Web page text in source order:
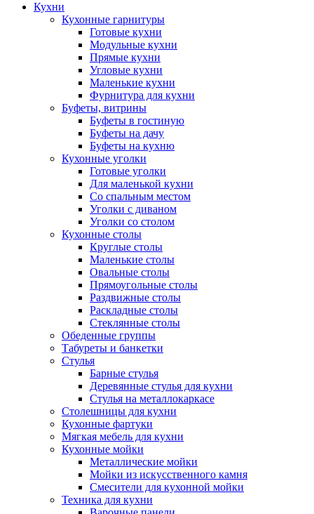
Кухни
Кухонные гарнитуры
Готовые кухни
Модульные кухни
Прямые кухни
Угловые кухни
Маленькие кухни
Фурнитура для кухни
Буфеты, витрины
Буфеты в гостиную
Буфеты на дачу
Буфеты на кухню
Кухонные уголки
Готовые уголки
Для маленькой кухни
Со спальным местом
Уголки с диваном
Уголки со столом
Кухонные столы
Круглые столы
Маленькие столы
Овальные столы
Прямоугольные столы
Раздвижные столы
Раскладные столы
Стеклянные столы
Обеденные группы
Табуреты и банкетки
Стулья
Барные стулья
Деревянные стулья для кухни
Стулья на металлокаркасе
Столешницы для кухни
Кухонные фартуки
Мягкая мебель для кухни
Кухонные мойки
Металлические мойки
Мойки из искусственного камня
Смесители для кухонной мойки
Техника для кухни